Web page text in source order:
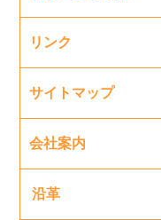
リンク
サイトマップ
会社案内
沿革